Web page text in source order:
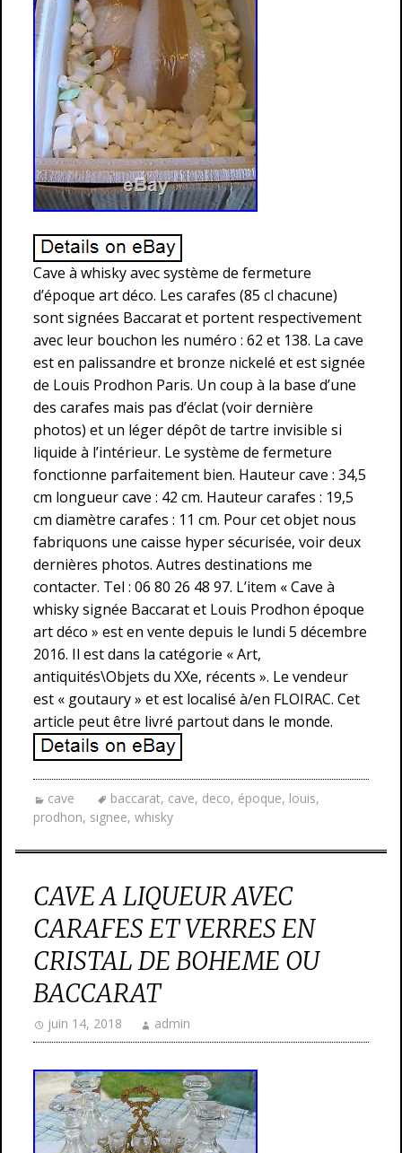
Cave à whisky avec système de fermeture
d’époque art déco. Les carafes (85 cl chacune)
sont signées Baccarat et portent respectivement
avec leur bouchon les numéro : 62 et 138. La cave
est en palissandre et bronze nickelé et est signée
de Louis Prodhon Paris. Un coup à la base d’une
des carafes mais pas d’éclat (voir dernière
photos) et un léger dépôt de tartre invisible si
liquide à l’intérieur. Le système de fermeture
fonctionne parfaitement bien. Hauteur cave : 34,5
cm longueur cave : 42 cm. Hauteur carafes : 19,5
cm diamètre carafes : 11 cm. Pour cet objet nous
fabriquons une caisse hyper sécurisée, voir deux
dernières photos. Autres destinations me
contacter. Tel : 06 80 26 48 97. L’item « Cave à
whisky signée Baccarat et Louis Prodhon époque
art déco » est en vente depuis le lundi 5 décembre
2016. Il est dans la catégorie « Art,
antiquités\Objets du XXe, récents ». Le vendeur
est « goutaury » et est localisé à/en FLOIRAC. Cet
article peut être livré partout dans le monde.
cave baccarat, cave, deco, époque, louis,
prodhon, signee, whisky
CAVE A LIQUEUR AVEC
CARAFES ET VERRES EN
CRISTAL DE BOHEME OU
BACCARAT
juin 14, 2018 admin